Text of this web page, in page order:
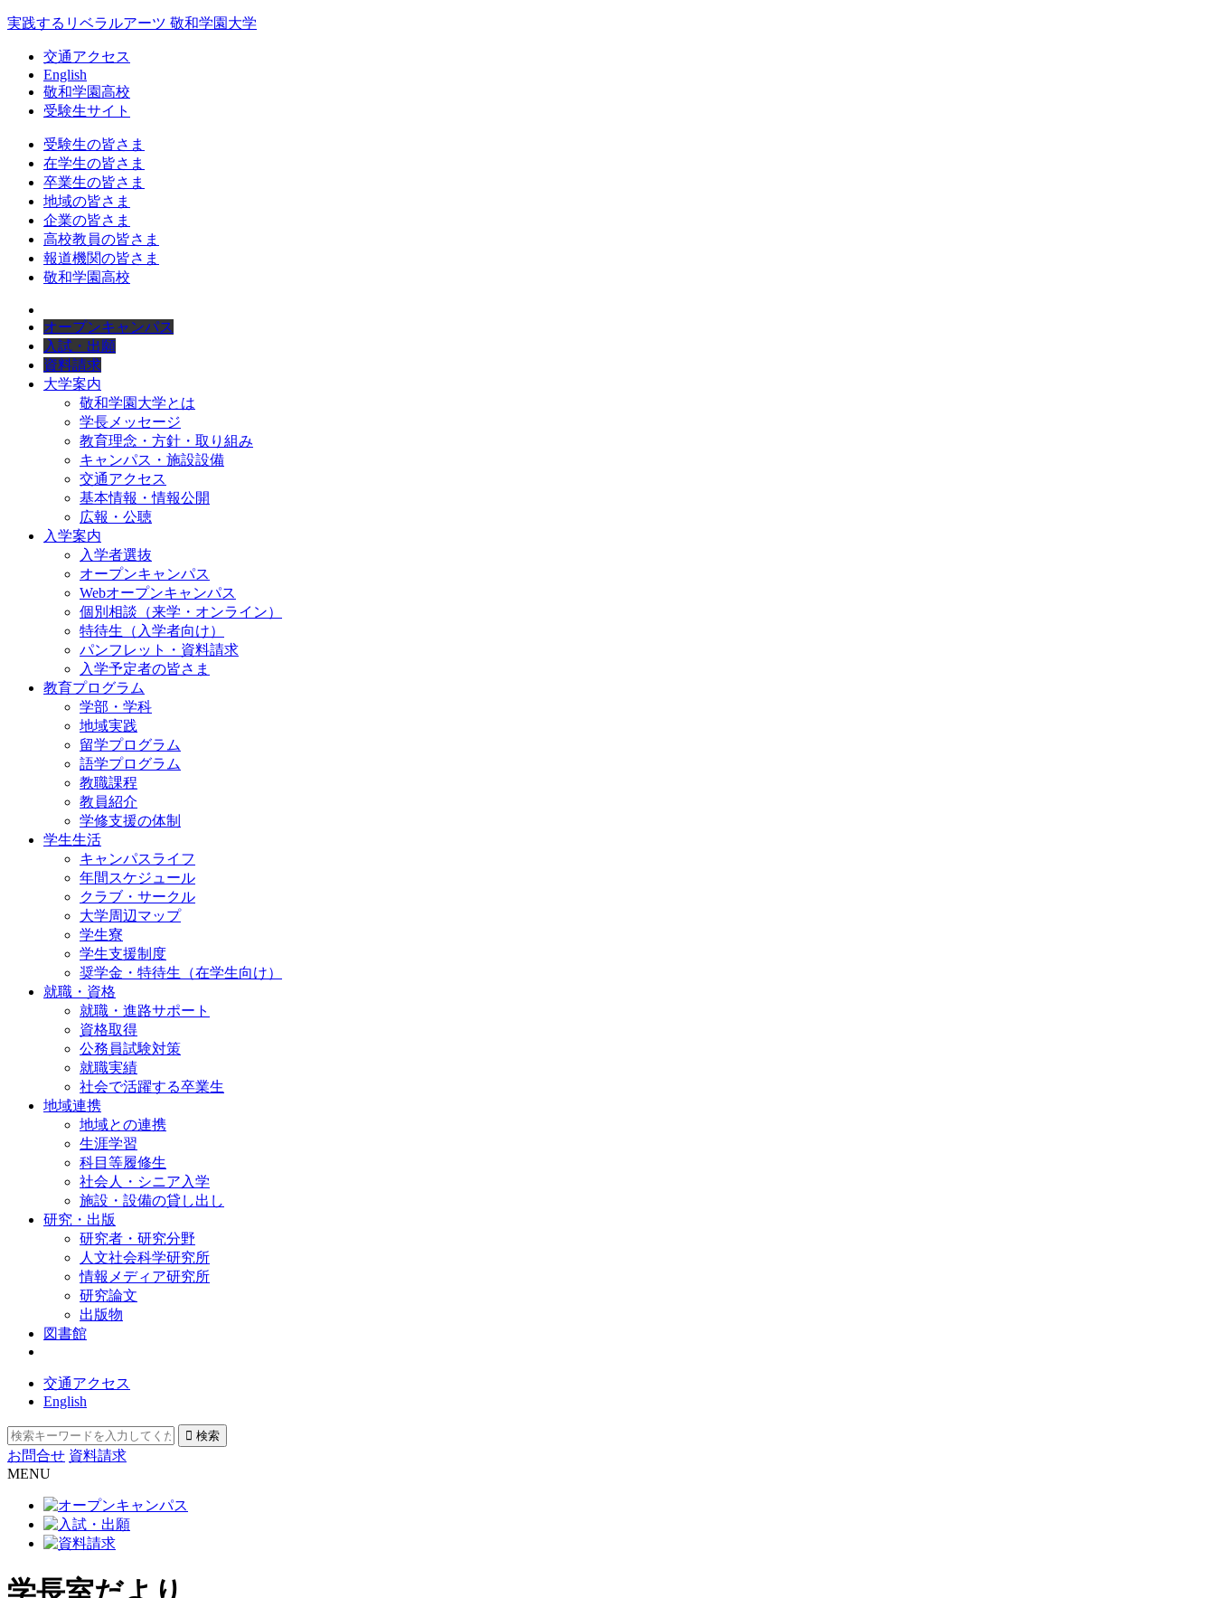
実践するリベラルアーツ 敬和学園大学
交通アクセス
English
敬和学園高校
受験生サイト
受験生の皆さま
在学生の皆さま
卒業生の皆さま
地域の皆さま
企業の皆さま
高校教員の皆さま
報道機関の皆さま
敬和学園高校
オープンキャンパス
入試・出願
資料請求
大学案内
敬和学園大学とは
学長メッセージ
教育理念・方針・取り組み
キャンパス・施設設備
交通アクセス
基本情報・情報公開
広報・公聴
入学案内
入学者選抜
オープンキャンパス
Webオープンキャンパス
個別相談（来学・オンライン）
特待生（入学者向け）
パンフレット・資料請求
入学予定者の皆さま
教育プログラム
学部・学科
地域実践
留学プログラム
語学プログラム
教職課程
教員紹介
学修支援の体制
学生生活
キャンパスライフ
年間スケジュール
クラブ・サークル
大学周辺マップ
学生寮
学生支援制度
奨学金・特待生（在学生向け）
就職・資格
就職・進路サポート
資格取得
公務員試験対策
就職実績
社会で活躍する卒業生
地域連携
地域との連携
生涯学習
科目等履修生
社会人・シニア入学
施設・設備の貸し出し
研究・出版
研究者・研究分野
人文社会科学研究所
情報メディア研究所
研究論文
出版物
図書館
交通アクセス
English
お問合せ 資料請求
MENU